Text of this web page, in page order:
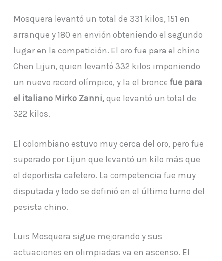
Mosquera levantó un total de 331 kilos, 151 en
arranque y 180 en envión obteniendo el segundo
lugar en la competición. El oro fue para el chino
Chen Lijun, quien levantó 332 kilos imponiendo
un nuevo record olímpico, y la el bronce fue para
el italiano Mirko Zanni,que levantó un total de
322 kilos.
El colombiano estuvo muy cerca del oro, pero fue
superado por Lijun que levantó un kilo más que
el deportista cafetero. La competencia fue muy
disputada y todo se definió en el último turno del
pesista chino.
Luis Mosquera sigue mejorando y sus
actuaciones en olimpiadas va en ascenso. El